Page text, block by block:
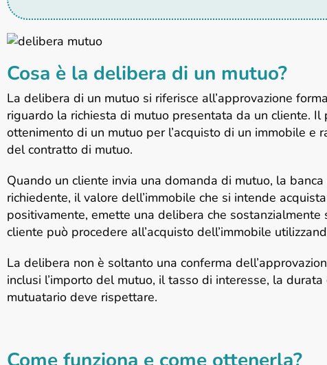
Cosa è la delibera di un mutuo?
La delibera di un mutuo si riferisce all’approvazione
riguardo la richiesta di mutuo presentata da un cliente.
ottenimento di un mutuo per l’acquisto di un immobile
del contratto di mutuo.
Quando un cliente invia una domanda di mutuo, la
richiedente, il valore dell’immobile che si intende
positivamente, emette una delibera che
cliente può procedere all’acquisto dell’immobile
La delibera non è soltanto una conferma
inclusi l’importo del mutuo, il tasso di interesse, la
mutuatario deve rispettare.